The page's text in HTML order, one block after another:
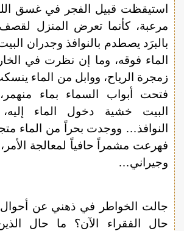
استيقظت قبيل الفجر في غسق
مرعبة، كأنما تعرض المنزل لقصف
بالبرَد يصطدم بالنوافذ وجدران
الماء فوقه، وما إن نظرت في
زمجرة الرياح، ووابل من الماء
فتحت أبواب السماء بماء
البيت خشية دخول الماء
النوافذ… ووجدت بحراً من الماء
فهرعت مشمراً حافياً لمعالجة
وجيراني…
جالت الخواطر في ذهني عن أحوال
حال الفقراء الآن؟ ما حال